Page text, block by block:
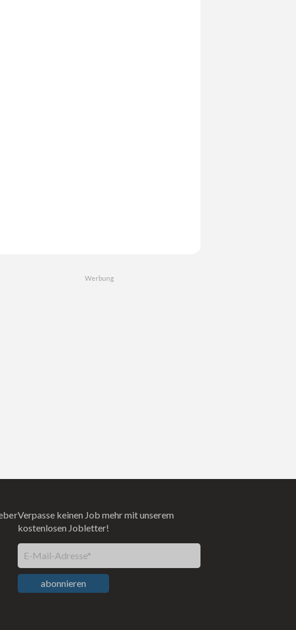
Verpasse keinen Job mehr mit unserem
kostenlosen Jobletter!
E-Mail-Adresse*
abonnieren